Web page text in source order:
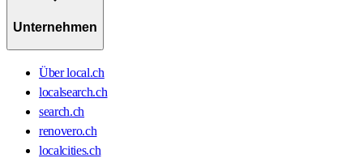
Unternehmen
Über local.ch
localsearch.ch
search.ch
renovero.ch
localcities.ch